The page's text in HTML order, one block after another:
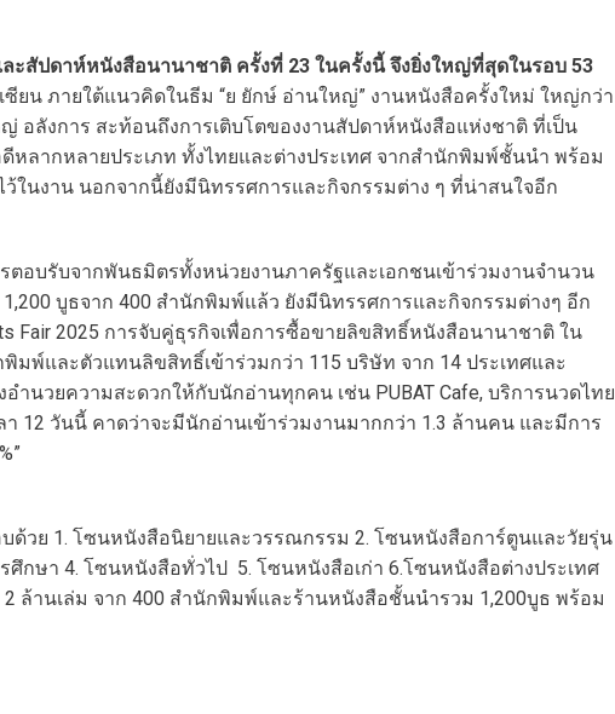
ะสัปดาห์หนังสือนานาชาติ ครั้งที่ 23 ในครั้งนี้ จึงยิ่งใหญ่ที่สุดในรอบ 53
ยน ภายใต้แนวคิดในธีม “ย ยักษ์ อ่านใหญ่” งานหนังสือครั้งใหม่ ใหญ่กว่า
อลังการ สะท้อนถึงการเติบโตของงานสัปดาห์หนังสือแห่งชาติ ที่เป็น
หลากหลายประเภท ทั้งไทยและต่างประเทศ จากสำนักพิมพ์ชั้นนำ พร้อม
ในงาน นอกจากนี้ยังมีนิทรรศการและกิจกรรมต่าง ๆ ที่น่าสนใจอีก
ตอบรับจากพันธมิตรทั้งหน่วยงานภาครัฐและเอกชนเข้าร่วมงานจำนวน
บูธจาก 400 สำนักพิมพ์แล้ว ยังมีนิทรรศการและกิจกรรมต่างๆ อีก
Fair 2025 การจับคู่ธุรกิจเพื่อการซื้อขายลิขสิทธิ์หนังสือนานาชาติ ใน
มพ์และตัวแทนลิขสิทธิ์เข้าร่วมกว่า 115 บริษัท จาก 14 ประเทศและ
ำนวยความสะดวกให้กับนักอ่านทุกคน เช่น PUBAT Cafe, บริการนวดไทย
12 วันนี้ คาดว่าจะมีนักอ่านเข้าร่วมงานมากกว่า 1.3 ล้านคน และมีการ
ด้วย 1. โซนหนังสือนิยายและวรรณกรรม 2. โซนหนังสือการ์ตูนและวัยรุ่น
ศึกษา 4. โซนหนังสือทั่วไป 5. โซนหนังสือเก่า 6.โซนหนังสือต่างประเทศ
ล้านเล่ม จาก 400 สำนักพิมพ์และร้านหนังสือชั้นนำรวม 1,200บูธ พร้อม